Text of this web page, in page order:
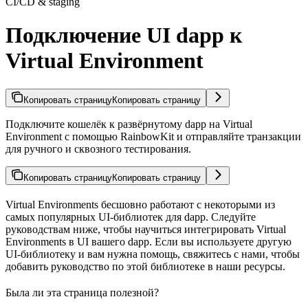
Подключение UI dapp к
Virtual Environment
Копировать страницуКопировать страницу
Подключите кошелёк к развёрнутому dapp на Virtual
Environment с помощью RainbowKit и отправляйте транзакции
для ручного и сквозного тестирования.
Копировать страницуКопировать страницу
Virtual Environments бесшовно работают с некоторыми из
самых популярных UI-библиотек для dapp. Следуйте
руководствам ниже, чтобы научиться интегрировать Virtual
Environments в UI вашего dapp. Если вы используете другую
UI-библиотеку и вам нужна помощь, свяжитесь с нами, чтобы
добавить руководство по этой библиотеке в наши ресурсы.
Была ли эта страница полезной?